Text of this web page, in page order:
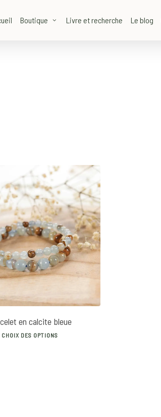
Boutique Livre et recherche Le blog
30€ 36€
en calcite bleue
CHOIX DES OPTIONS